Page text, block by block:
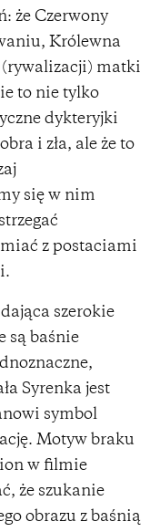
że Czerwony
Królewna
matki
to nie tylko
dykteryjki
i zła, ale że to
się w nim
z postaciami
szerokie
są baśnie
Syrenka jest
symbol
Motyw braku
w filmie
że szukanie
obrazu z baśnią